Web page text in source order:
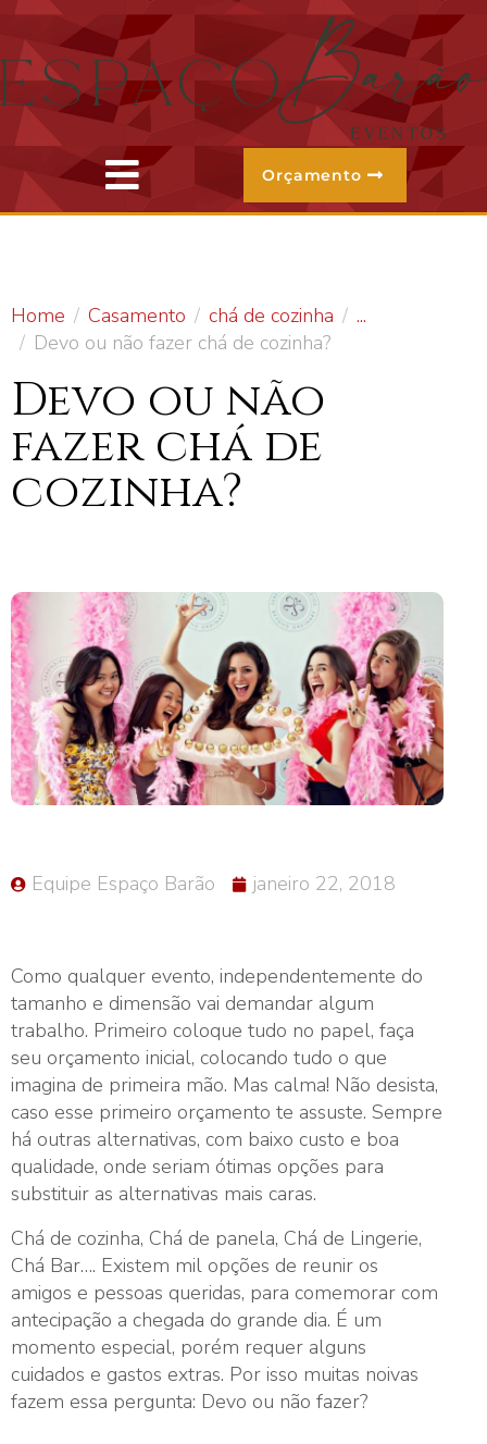
Orçamento
Home Casamento chá de cozinha
...
Devo ou não fazer chá de cozinha?
Devo ou não
fazer chá de
cozinha?
Equipe Espaço Barão janeiro 22, 2018
Como qualquer evento, independentemente do
tamanho e dimensão vai demandar algum
trabalho. Primeiro coloque tudo no papel, faça
seu orçamento inicial, colocando tudo o que
imagina de primeira mão. Mas calma! Não desista,
caso esse primeiro orçamento te assuste. Sempre
há outras alternativas, com baixo custo e boa
qualidade, onde seriam ótimas opções para
substituir as alternativas mais caras.
Chá de cozinha, Chá de panela, Chá de Lingerie,
Chá Bar…. Existem mil opções de reunir os
amigos e pessoas queridas, para comemorar com
antecipação a chegada do grande dia. É um
momento especial, porém requer alguns
cuidados e gastos extras. Por isso muitas noivas
fazem essa pergunta: Devo ou não fazer?